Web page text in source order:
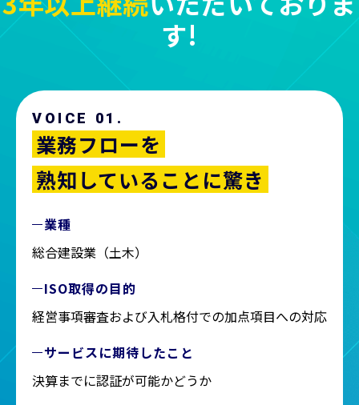
す!
VOICE 01.
業務フローを
熟知していることに驚き
業種
総合建設業（土木）
ISO取得の目的
経営事項審査および入札格付での加点項目への対応
サービスに期待したこと
決算までに認証が可能かどうか